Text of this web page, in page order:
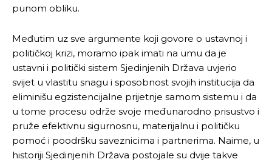
punom obliku.
Međutim uz sve argumente koji govore o ustavnoj i
političkoj krizi, moramo ipak imati na umu da je
ustavni i politički sistem Sjedinjenih Država uvjerio
svijet u vlastitu snagu i sposobnost svojih institucija da
eliminišu egzistencijalne prijetnje samom sistemu i da
u tome procesu održe svoje međunarodno prisustvo i
pruže efektivnu sigurnosnu, materijalnu i političku
pomoć i poodršku saveznicima i partnerima. Naime, u
historiji Sjedinjenih Država postojale su dvije takve